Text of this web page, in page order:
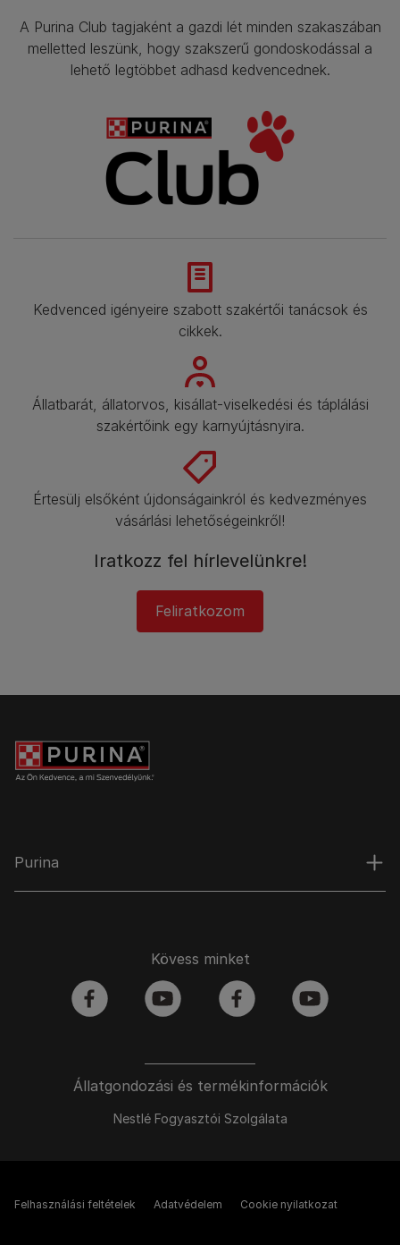
A Purina Club tagjaként a gazdi lét minden szakaszában
melletted leszünk, hogy szakszerű gondoskodással a
lehető legtöbbet adhasd kedvencednek.​
Kedvenced igényeire szabott szakértői tanácsok és
cikkek.​
Állatbarát, állatorvos, kisállat-viselkedési és táplálási
szakértőink egy karnyújtásnyira.​
Értesülj elsőként újdonságainkról és kedvezményes
vásárlási lehetőségeinkről!​
Iratkozz fel hírlevelünkre!​
Feliratkozom
Purina
Állatgondozási és termékinformációk
Nestlé Fogyasztói Szolgálata
Kövess minket
facebook youtube facebook youtube
Felhasználási feltételek Adatvédelem Cookie nyilatkozat